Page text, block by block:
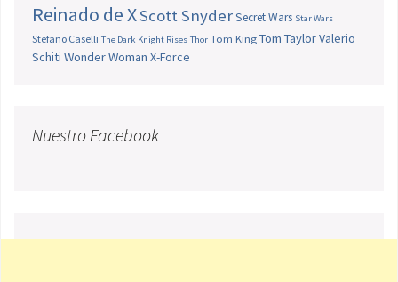
Reinado de XScott SnyderSecret Wars Star Wars
Stefano Caselli The Dark Knight Rises Thor Tom King Tom TaylorValerio
Schiti Wonder Woman X-Force
Nuestro Facebook